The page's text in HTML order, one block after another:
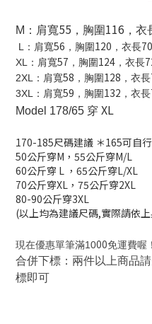
M ：肩寬55 ，胸圍 116 ，衣
L ：肩寬56 ，胸圍120 ，衣長70
XL ：肩寬57 ，胸圍124 ，衣長
2XL ：肩寬58 ，胸圍128 ，衣長
3XL ：肩寬59 ，胸圍132 ，衣長
Model 178/65 穿 XL
170-185尺碼建議 ＊165可自
50公斤穿M， 55公斤穿M/L
60公斤穿 L ， 65公斤穿L/XL
70公斤穿XL， 75公斤穿2XL
80-90公斤穿3XL
(以上均為建議尺碼,實際請依
現在優惠單筆滿1000免運費喔！
合併下標：兩件以上商品
標即可